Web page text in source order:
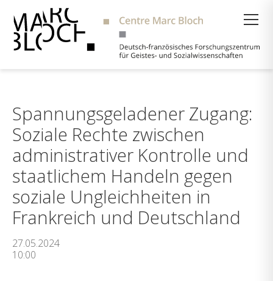
Spannungsgeladener Zugang:
Soziale Rechte zwischen
administrativer Kontrolle und
staatlichem Handeln gegen
soziale Ungleichheiten in
Frankreich und Deutschland
27.05.2024
10:00